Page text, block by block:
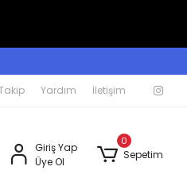
Yardım İletişim
Giriş Yap
Üye Ol
0
Sepetim